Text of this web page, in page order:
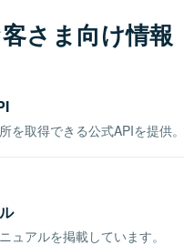
さま向け情報
を取得できる公式APIを提供。
ュアルを掲載しています。